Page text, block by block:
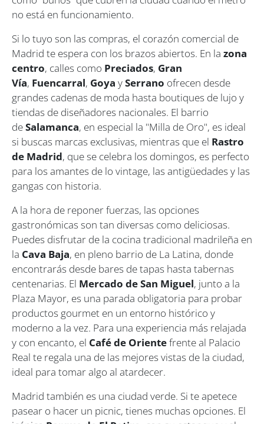
no está en funcionamiento.
Si lo tuyo son las compras, el corazón comercial de
Madrid te espera con los brazos abiertos. En la zona
centro, calles como Preciados, Gran
Vía, Fuencarral, Goya ySerrano ofrecen desde
grandes cadenas de moda hasta boutiques de lujo y
tiendas de diseñadores nacionales. El barrio
deSalamanca, en especial la "Milla de Oro", es ideal
si buscas marcas exclusivas, mientras que el Rastro
de Madrid, que se celebra los domingos, es perfecto
para los amantes de lo vintage, las antigüedades y las
gangas con historia.
A la hora de reponer fuerzas, las opciones
gastronómicas son tan diversas como deliciosas.
Puedes disfrutar de la cocina tradicional madrileña en
la Cava Baja, en pleno barrio de La Latina, donde
encontrarás desde bares de tapas hasta tabernas
centenarias. El Mercado de San Miguel, junto a la
Plaza Mayor, es una parada obligatoria para probar
productos gourmet en un entorno histórico y
moderno a la vez. Para una experiencia más relajada
y con encanto, el Café de Orientefrente al Palacio
Real te regala una de las mejores vistas de la ciudad,
ideal para tomar algo al atardecer.
Madrid también es una ciudad verde. Si te apetece
pasear o hacer un picnic, tienes muchas opciones. El